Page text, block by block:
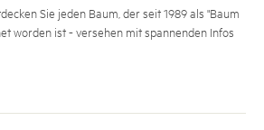
Sie jeden Baum, der seit 1989 als "Baum
worden ist - versehen mit spannenden Infos